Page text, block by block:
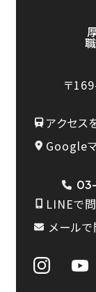
〒
アクセス
Google
LINEで
メール